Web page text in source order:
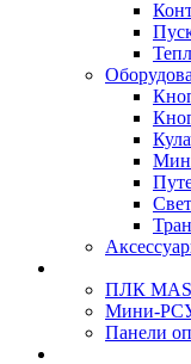
ПЛК
Мини-
Панели